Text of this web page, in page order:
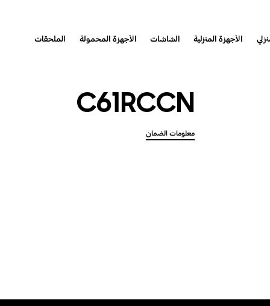
الأجهزة المنزلية الشاشات الأجهزة المحمولة الملحقات
C61RCCN
معلومات الضمان